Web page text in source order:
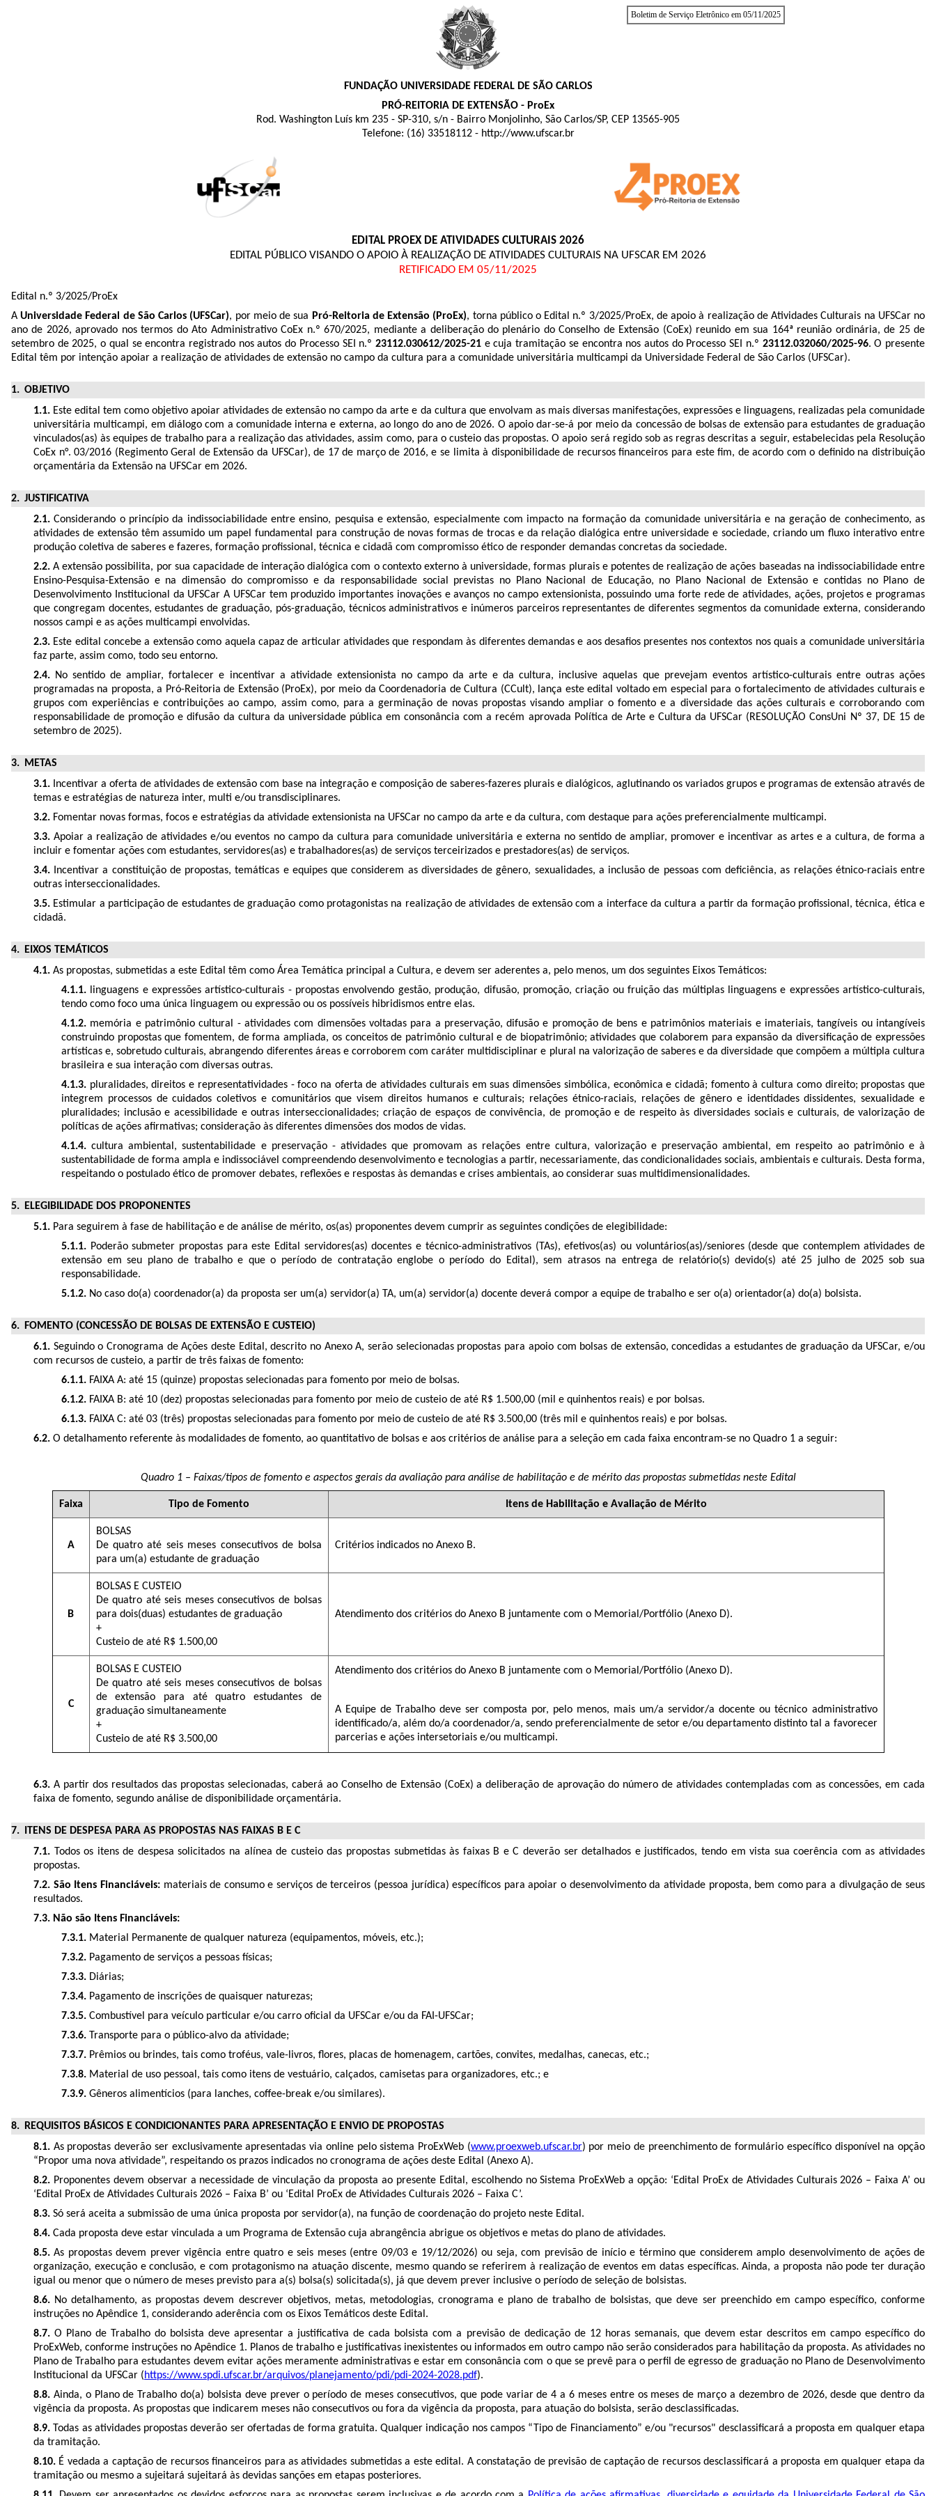
Boletim de Serviço Eletrônico em 05/11/2025
FUNDAÇÃO UNIVERSIDADE FEDERAL DE SÃO CARLOS
PRÓ-REITORIA DE EXTENSÃO - ProEx
Rod. Washington Luís km 235 - SP-310, s/n - Bairro Monjolinho, São Carlos/SP, CEP 13565-905
Telefone: (16) 33518112 - http://www.ufscar.br
EDITAL PROEX DE ATIVIDADES CULTURAIS 2026
EDITAL PÚBLICO VISANDO O APOIO À REALIZAÇÃO DE ATIVIDADES CULTURAIS NA UFSCAR EM 2026
RETIFICADO EM 05/11/2025
Edital n.º 3/2025/ProEx
AUniversidade Federal de São Carlos (UFSCar), por meio de sua Pró-Reitoria de Extensão (ProEx), torna público o Edital n.º 3/2025/ProEx, de apoio à realização de Atividades Culturais na UFSCar no
ano de 2026, aprovado nos termos do Ato Administrativo CoEx n.º 670/2025, mediante a deliberação do plenário do Conselho de Extensão (CoEx) reunido em sua 164ª reunião ordinária, de 25 de
setembro de 2025, o qual se encontra registrado nos autos do Processo SEI n.º 23112.030612/2025-21 e cuja tramitação se encontra nos autos do Processo SEI n.º 23112.032060/2025-96. O presente
Edital têm por intenção apoiar a realização de atividades de extensão no campo da cultura para a comunidade universitária multicampi da Universidade Federal de São Carlos (UFSCar).
OBJETIVO
1.1. Este edital tem como objetivo apoiar atividades de extensão no campo da arte e da cultura que envolvam as mais diversas manifestações, expressões e linguagens, realizadas pela comunidade
universitária multicampi, em diálogo com a comunidade interna e externa, ao longo do ano de 2026. O apoio dar-se-á por meio da concessão de bolsas de extensão para estudantes de graduação
vinculados(as) às equipes de trabalho para a realização das atividades, assim como, para o custeio das propostas. O apoio será regido sob as regras descritas a seguir, estabelecidas pela Resolução
CoEx n°. 03/2016 (Regimento Geral de Extensão da UFSCar), de 17 de março de 2016, e se limita à disponibilidade de recursos financeiros para este fim, de acordo com o definido na distribuição
orçamentária da Extensão na UFSCar em 2026.
JUSTIFICATIVA
2.1. Considerando o princípio da indissociabilidade entre ensino, pesquisa e extensão, especialmente com impacto na formação da comunidade universitária e na geração de conhecimento, as
atividades de extensão têm assumido um papel fundamental para construção de novas formas de trocas e da relação dialógica entre universidade e sociedade, criando um ﬂuxo interativo entre
produção coletiva de saberes e fazeres, formação profissional, técnica e cidadã com compromisso ético de responder demandas concretas da sociedade.
2.2. A extensão possibilita, por sua capacidade de interação dialógica com o contexto externo à universidade, formas plurais e potentes de realização de ações baseadas na indissociabilidade entre
Ensino-Pesquisa-Extensão e na dimensão do compromisso e da responsabilidade social previstas no Plano Nacional de Educação, no Plano Nacional de Extensão e contidas no Plano de
Desenvolvimento Institucional da UFSCar A UFSCar tem produzido importantes inovações e avanços no campo extensionista, possuindo uma forte rede de atividades, ações, projetos e programas
que congregam docentes, estudantes de graduação, pós-graduação, técnicos administrativos e inúmeros parceiros representantes de diferentes segmentos da comunidade externa, considerando
nossos campi e as ações multicampi envolvidas.
2.3. Este edital concebe a extensão como aquela capaz de articular atividades que respondam às diferentes demandas e aos desafios presentes nos contextos nos quais a comunidade universitária
faz parte, assim como, todo seu entorno.
2.4. No sentido de ampliar, fortalecer e incentivar a atividade extensionista no campo da arte e da cultura, inclusive aquelas que prevejam eventos artístico-culturais entre outras ações
programadas na proposta, a Pró-Reitoria de Extensão (ProEx), por meio da Coordenadoria de Cultura (CCult), lança este edital voltado em especial para o fortalecimento de atividades culturais e
grupos com experiências e contribuições ao campo, assim como, para a germinação de novas propostas visando ampliar o fomento e a diversidade das ações culturais e corroborando com
responsabilidade de promoção e difusão da cultura da universidade pública em consonância com a recém aprovada Política de Arte e Cultura da UFSCar (RESOLUÇÃO ConsUni Nº 37, DE 15 de
setembro de 2025).
METAS
3.1. Incentivar a oferta de atividades de extensão com base na integração e composição de saberes-fazeres plurais e dialógicos, aglutinando os variados grupos e programas de extensão através de
temas e estratégias de natureza inter, multi e/ou transdisciplinares.
3.2. Fomentar novas formas, focos e estratégias da atividade extensionista na UFSCar no campo da arte e da cultura, com destaque para ações preferencialmente multicampi.
3.3. Apoiar a realização de atividades e/ou eventos no campo da cultura para comunidade universitária e externa no sentido de ampliar, promover e incentivar as artes e a cultura, de forma a
incluir e fomentar ações com estudantes, servidores(as) e trabalhadores(as) de serviços terceirizados e prestadores(as) de serviços.
3.4. Incentivar a constituição de propostas, temáticas e equipes que considerem as diversidades de gênero, sexualidades, a inclusão de pessoas com deficiência, as relações étnico-raciais entre
outras interseccionalidades.
3.5. Estimular a participação de estudantes de graduação como protagonistas na realização de atividades de extensão com a interface da cultura a partir da formação profissional, técnica, ética e
cidadã.
EIXOS TEMÁTICOS
4.1. As propostas, submetidas a este Edital têm como Área Temática principal a Cultura, e devem ser aderentes a, pelo menos, um dos seguintes Eixos Temáticos:
4.1.1. linguagens e expressões artístico-culturais - propostas envolvendo gestão, produção, difusão, promoção, criação ou fruição das múltiplas linguagens e expressões artístico-culturais,
tendo como foco uma única linguagem ou expressão ou os possíveis hibridismos entre elas.
4.1.2. memória e patrimônio cultural - atividades com dimensões voltadas para a preservação, difusão e promoção de bens e patrimônios materiais e imateriais, tangíveis ou intangíveis
construindo propostas que fomentem, de forma ampliada, os conceitos de patrimônio cultural e de biopatrimônio; atividades que colaborem para expansão da diversificação de expressões
artísticas e, sobretudo culturais, abrangendo diferentes áreas e corroborem com caráter multidisciplinar e plural na valorização de saberes e da diversidade que compõem a múltipla cultura
brasileira e sua interação com diversas outras.
4.1.3. pluralidades, direitos e representatividades - foco na oferta de atividades culturais em suas dimensões simbólica, econômica e cidadã; fomento à cultura como direito; propostas que
integrem processos de cuidados coletivos e comunitários que visem direitos humanos e culturais; relações étnico-raciais, relações de gênero e identidades dissidentes, sexualidade e
pluralidades; inclusão e acessibilidade e outras interseccionalidades; criação de espaços de convivência, de promoção e de respeito às diversidades sociais e culturais, de valorização de
políticas de ações afirmativas; consideração às diferentes dimensões dos modos de vidas.
4.1.4. cultura ambiental, sustentabilidade e preservação - atividades que promovam as relações entre cultura, valorização e preservação ambiental, em respeito ao patrimônio e à
sustentabilidade de forma ampla e indissociável compreendendo desenvolvimento e tecnologias a partir, necessariamente, das condicionalidades sociais, ambientais e culturais. Desta forma,
respeitando o postulado ético de promover debates, reﬂexões e respostas às demandas e crises ambientais, ao considerar suas multidimensionalidades.
ELEGIBILIDADE DOS PROPONENTES
5.1. Para seguirem à fase de habilitação e de análise de mérito, os(as) proponentes devem cumprir as seguintes condições de elegibilidade:
5.1.1. Poderão submeter propostas para este Edital servidores(as) docentes e técnico-administrativos (TAs), efetivos(as) ou voluntários(as)/seniores (desde que contemplem atividades de
extensão em seu plano de trabalho e que o período de contratação englobe o período do Edital), sem atrasos na entrega de relatório(s) devido(s) até 25 julho de 2025 sob sua
responsabilidade.
5.1.2. No caso do(a) coordenador(a) da proposta ser um(a) servidor(a) TA, um(a) servidor(a) docente deverá compor a equipe de trabalho e ser o(a) orientador(a) do(a) bolsista.
FOMENTO (CONCESSÃO DE BOLSAS DE EXTENSÃO E CUSTEIO)
6.1. Seguindo o Cronograma de Ações deste Edital, descrito no Anexo A, serão selecionadas propostas para apoio com bolsas de extensão, concedidas a estudantes de graduação da UFSCar, e/ou
com recursos de custeio, a partir de três faixas de fomento:
6.1.1. FAIXA A: até 15 (quinze) propostas selecionadas para fomento por meio de bolsas.
6.1.2. FAIXA B: até 10 (dez) propostas selecionadas para fomento por meio de custeio de até R$ 1.500,00 (mil e quinhentos reais) e por bolsas.
6.1.3. FAIXA C: até 03 (três) propostas selecionadas para fomento por meio de custeio de até R$ 3.500,00 (três mil e quinhentos reais) e por bolsas.
6.2. O detalhamento referente às modalidades de fomento, ao quantitativo de bolsas e aos critérios de análise para a seleção em cada faixa encontram-se no Quadro 1 a seguir:
Quadro 1 – Faixas/tipos de fomento e aspectos gerais da avaliação para análise de habilitação e de mérito das propostas submetidas neste Edital
Faixa Tipo de Fomento Itens de Habilitação e Avaliação de Mérito
A
BOLSAS
De quatro até seis meses consecutivos de bolsa
para um(a) estudante de graduação
Critérios indicados no Anexo B.
B
BOLSAS E CUSTEIO
De quatro até seis meses consecutivos de bolsas
para dois(duas) estudantes de graduação
+
Custeio de até R$ 1.500,00
Atendimento dos critérios do Anexo B juntamente com o Memorial/Portfólio (Anexo D).
C
BOLSAS E CUSTEIO
De quatro até seis meses consecutivos de bolsas
de extensão para até quatro estudantes de
graduação simultaneamente
+
Custeio de até R$ 3.500,00
Atendimento dos critérios do Anexo B juntamente com o Memorial/Portfólio (Anexo D).
A Equipe de Trabalho deve ser composta por, pelo menos, mais um/a servidor/a docente ou técnico administrativo
identificado/a, além do/a coordenador/a, sendo preferencialmente de setor e/ou departamento distinto tal a favorecer
parcerias e ações intersetoriais e/ou multicampi.
6.3. A partir dos resultados das propostas selecionadas, caberá ao Conselho de Extensão (CoEx) a deliberação de aprovação do número de atividades contempladas com as concessões, em cada
faixa de fomento, segundo análise de disponibilidade orçamentária.
ITENS DE DESPESA PARA AS PROPOSTAS NAS FAIXAS B E C
7.1. Todos os itens de despesa solicitados na alínea de custeio das propostas submetidas às faixas B e C deverão ser detalhados e justificados, tendo em vista sua coerência com as atividades
propostas.
7.2. São Itens Financiáveis:materiais de consumo e serviços de terceiros (pessoa jurídica) específicos para apoiar o desenvolvimento da atividade proposta, bem como para a divulgação de seus
resultados.
7.3. Não são Itens Financiáveis:
7.3.1. Material Permanente de qualquer natureza (equipamentos, móveis, etc.);
7.3.2. Pagamento de serviços a pessoas físicas;
7.3.3. Diárias;
7.3.4. Pagamento de inscrições de quaisquer naturezas;
7.3.5. Combustível para veículo particular e/ou carro oficial da UFSCar e/ou da FAI-UFSCar;
7.3.6. Transporte para o público-alvo da atividade;
7.3.7. Prêmios ou brindes, tais como troféus, vale-livros, flores, placas de homenagem, cartões, convites, medalhas, canecas, etc.;
7.3.8. Material de uso pessoal, tais como itens de vestuário, calçados, camisetas para organizadores, etc.; e
7.3.9. Gêneros alimentícios (para lanches, coffee-break e/ou similares).
REQUISITOS BÁSICOS E CONDICIONANTES PARA APRESENTAÇÃO E ENVIO DE PROPOSTAS
8.1. As propostas deverão ser exclusivamente apresentadas via online pelo sistema ProExWeb (www.proexweb.ufscar.br) por meio de preenchimento de formulário específico disponível na opção
“Propor uma nova atividade”, respeitando os prazos indicados no cronograma de ações deste Edital (Anexo A).
8.2. Proponentes devem observar a necessidade de vinculação da proposta ao presente Edital, escolhendo no Sistema ProExWeb a opção: ‘Edital ProEx de Atividades Culturais 2026 – Faixa A’ ou
‘Edital ProEx de Atividades Culturais 2026 – Faixa B’ ou ‘Edital ProEx de Atividades Culturais 2026 – Faixa C’.
8.3. Só será aceita a submissão de uma única proposta por servidor(a), na função de coordenação do projeto neste Edital.
8.4. Cada proposta deve estar vinculada a um Programa de Extensão cuja abrangência abrigue os objetivos e metas do plano de atividades.
8.5. As propostas devem prever vigência entre quatro e seis meses (entre 09/03 e 19/12/2026) ou seja, com previsão de início e término que considerem amplo desenvolvimento de ações de
organização, execução e conclusão, e com protagonismo na atuação discente, mesmo quando se referirem à realização de eventos em datas específicas. Ainda, a proposta não pode ter duração
igual ou menor que o número de meses previsto para a(s) bolsa(s) solicitada(s), já que devem prever inclusive o período de seleção de bolsistas.
8.6. No detalhamento, as propostas devem descrever objetivos, metas, metodologias, cronograma e plano de trabalho de bolsistas, que deve ser preenchido em campo específico, conforme
instruções no Apêndice 1, considerando aderência com os Eixos Temáticos deste Edital.
8.7. O Plano de Trabalho do bolsista deve apresentar a justificativa de cada bolsista com a previsão de dedicação de 12 horas semanais, que devem estar descritos em campo específico do
ProExWeb, conforme instruções no Apêndice 1. Planos de trabalho e justificativas inexistentes ou informados em outro campo não serão considerados para habilitação da proposta. As atividades no
Plano de Trabalho para estudantes devem evitar ações meramente administrativas e estar em consonância com o que se prevê para o perfil de egresso de graduação no Plano de Desenvolvimento
Institucional da UFSCar (https://www.spdi.ufscar.br/arquivos/planejamento/pdi/pdi-2024-2028.pdf).
8.8. Ainda, o Plano de Trabalho do(a) bolsista deve prever o período de meses consecutivos, que pode variar de 4 a 6 meses entre os meses de março a dezembro de 2026, desde que dentro da
vigência da proposta. As propostas que indicarem meses não consecutivos ou fora da vigência da proposta, para atuação do bolsista, serão desclassificadas.
8.9. Todas as atividades propostas deverão ser ofertadas de forma gratuita. Qualquer indicação nos campos “Tipo de Financiamento” e/ou "recursos" desclassificará a proposta em qualquer etapa
da tramitação.
8.10. É vedada a captação de recursos financeiros para as atividades submetidas a este edital. A constatação de previsão de captação de recursos desclassificará a proposta em qualquer etapa da
tramitação ou mesmo a sujeitará sujeitará às devidas sanções em etapas posteriores.